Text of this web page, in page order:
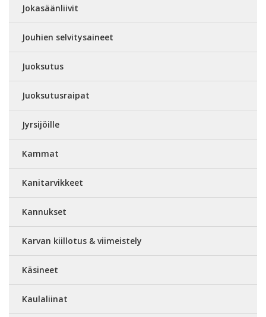
Jokasäänliivit
Jouhien selvitysaineet
Juoksutus
Juoksutusraipat
Jyrsijöille
Kammat
Kanitarvikkeet
Kannukset
Karvan kiillotus & viimeistely
Käsineet
Kaulaliinat